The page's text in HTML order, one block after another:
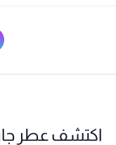
اكتشف عطر